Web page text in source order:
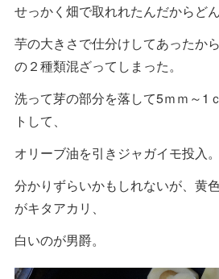
せっかく畑で取れれたんだからど
芋の大きさで仕分けしてあったか
の２種類混ざってしまった。
洗って芽の部分を落して5ｍｍ～1
トして、
オリーブ油を引きジャガイモ投入。
分かりずらいかもしれないが、黄
がキタアカリ、
白いのが男爵。